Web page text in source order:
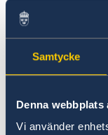
Samtycke
Denna webbplats
Vi använder
I sydöstra
som kan ge
starkt